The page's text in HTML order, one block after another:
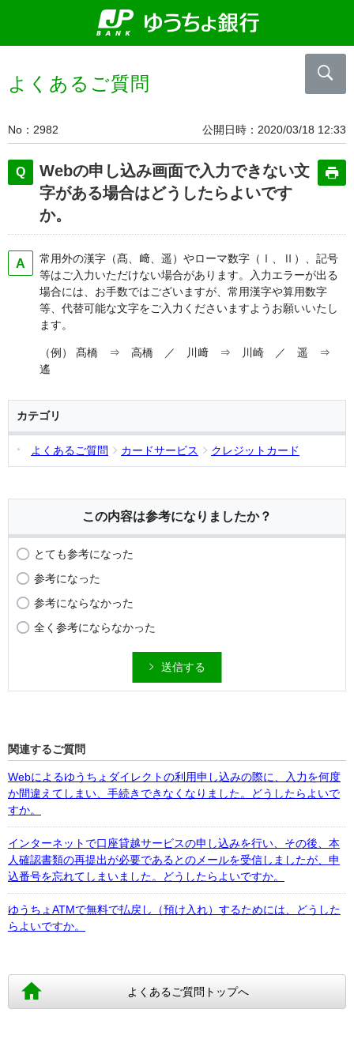
よくあるご質問
No 2982 公開日時 2020/03/18 12:33
Webの申し込み画面で入力できない文
字がある場合はどうしたらよいです
か。
常用外の漢字（髙、﨑、遥）やローマ数字（Ⅰ、Ⅱ）、記号
等はご入力いただけない場合があります。入力エラーが出る
場合には、お手数ではございますが、常用漢字や算用数字
等、代替可能な文字をご入力くださいますようお願いいたし
ます。
（例） 髙橋 ⇒ 高橋 ／ 川﨑 ⇒ 川崎 ／ 遥 ⇒
遙
カテゴリ
よくあるご質問 カードサービス クレジットカード
この内容は参考になりましたか？
とても参考になった
参考になった
参考にならなかった
全く参考にならなかった
送信する
関連するご質問
Webによるゆうちょダイレクトの利用申し込みの際に、入力を何度
か間違えてしまい、手続きできなくなりました。どうしたらよいで
すか。
インターネットで口座貸越サービスの申し込みを行い、その後、本
人確認書類の再提出が必要であるとのメールを受信しましたが、申
込番号を忘れてしまいました。どうしたらよいですか。
ゆうちょATMで無料で払戻し（預け入れ）するためには、どうした
らよいですか。
よくあるご質問トップへ